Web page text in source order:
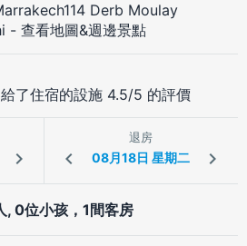
Derb Moulay
- 查看地圖&週邊景點
了住宿的設施 4.5/5 的評價
退房
, 0位小孩，1間客房